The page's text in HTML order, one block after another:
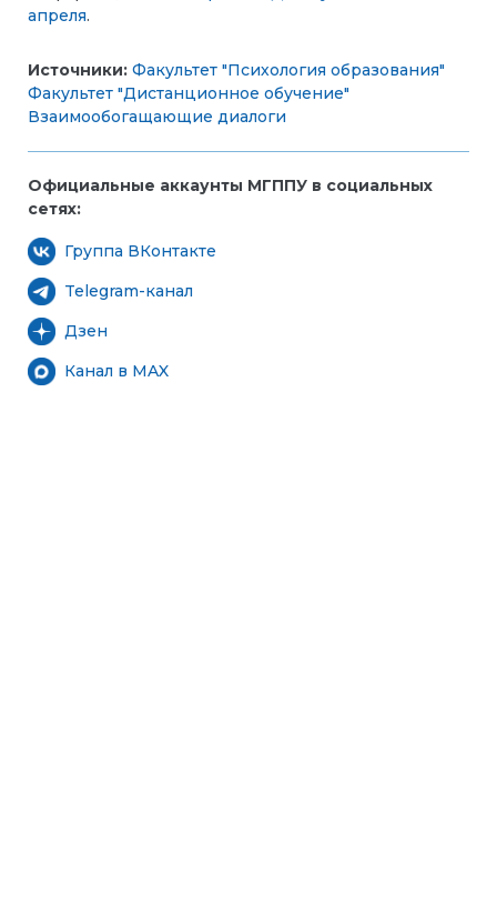
апреля.
Источники: Факультет "Психология образования"
Факультет "Дистанционное обучение"
Взаимообогащающие диалоги
Официальные аккаунты МГППУ в социальных
сетях:
Группа ВКонтакте
Telegram-канал
Дзен
Канал в MAX